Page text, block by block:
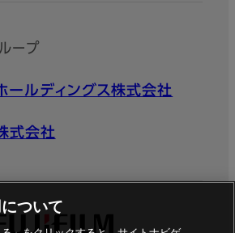
ープ
ールディングス株式会社
式会社
ついて